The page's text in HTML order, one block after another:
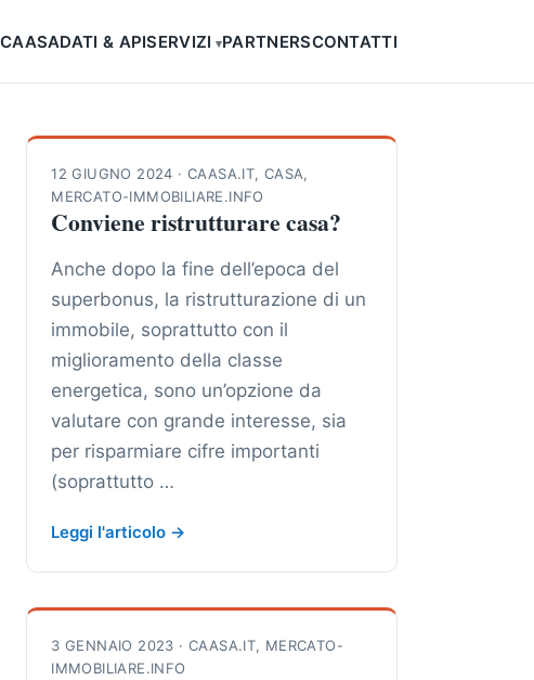
DATI & APISERVIZI PARTNERSCONTATTI
12 GIUGNO 2024 · CAASA.IT, CASA,
MERCATO-IMMOBILIARE.INFO
Conviene ristrutturare casa?
Anche dopo la fine dell’epoca del
superbonus, la ristrutturazione di un
immobile, soprattutto con il
miglioramento della classe
energetica, sono un’opzione da
valutare con grande interesse, sia
per risparmiare cifre importanti
(soprattutto …
Leggi l'articolo →
3 GENNAIO 2023 · CAASA.IT, MERCATO-
IMMOBILIARE.INFO